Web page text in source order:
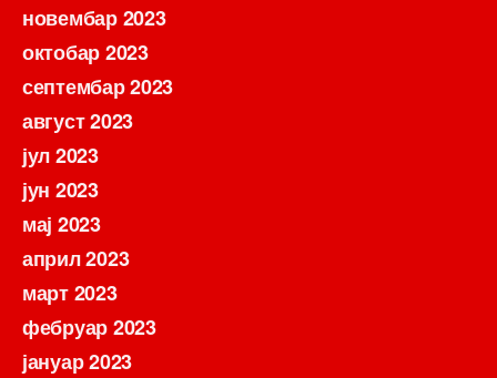
новембар 2023
октобар 2023
септембар 2023
август 2023
јул 2023
јун 2023
мај 2023
април 2023
март 2023
фебруар 2023
јануар 2023